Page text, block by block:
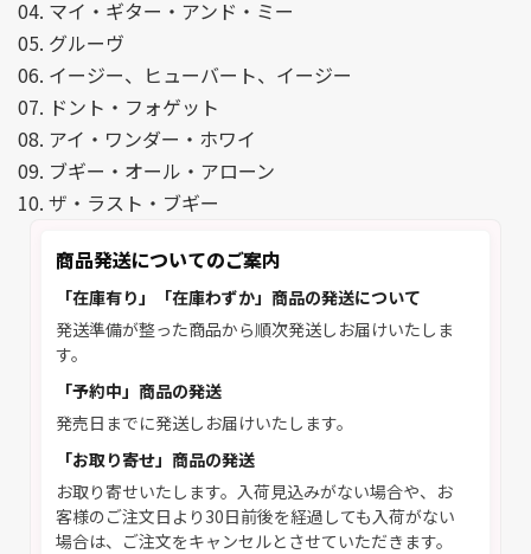
04. マイ・ギター・アンド・ミー
05. グルーヴ
06. イージー、ヒューバート、イージー
07. ドント・フォゲット
08. アイ・ワンダー・ホワイ
09. ブギー・オール・アローン
10. ザ・ラスト・ブギー
商品発送についてのご案内
「在庫有り」「在庫わずか」商品の発送について
発送準備が整った商品から順次発送しお届けいたしま
す。
「予約中」商品の発送
発売日までに発送しお届けいたします。
「お取り寄せ」商品の発送
お取り寄せいたします。入荷見込みがない場合や、お
客様のご注文日より30日前後を経過しても入荷がない
場合は、ご注文をキャンセルとさせていただきます。